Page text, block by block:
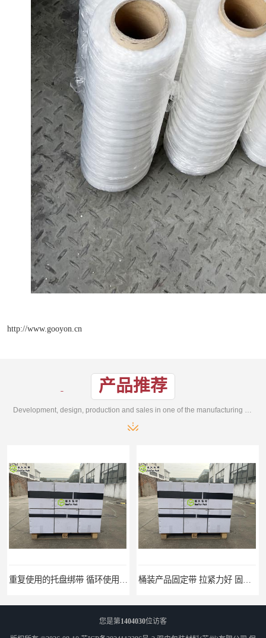
http://www.gooyon.cn
产品推荐
Development, design, production and sales in one of the manufacturing enterprises
重复使用的托盘绑带 循环使用 固永包材 桶装产品固定带 拉紧力好 固永包材
您是第1404030位访客